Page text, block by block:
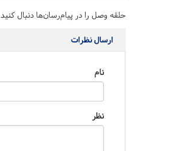
حلقه وصل را در پیام‌رسان‌ها دنبال کنید
ارسال نظرات
نام
نظر